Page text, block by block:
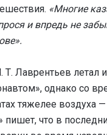
«Многие
и впредь не
Лаврентьев летал
однако со
тяжелее воздуха
что в